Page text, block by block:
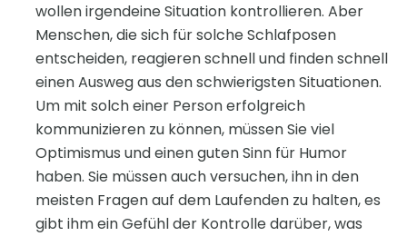
wollen irgendeine Situation kontrollieren. Aber
Menschen, die sich für solche Schlafposen
entscheiden, reagieren schnell und finden schnell
einen Ausweg aus den schwierigsten Situationen.
Um mit solch einer Person erfolgreich
kommunizieren zu können, müssen Sie viel
Optimismus und einen guten Sinn für Humor
haben. Sie müssen auch versuchen, ihn in den
meisten Fragen auf dem Laufenden zu halten, es
gibt ihm ein Gefühl der Kontrolle darüber, was